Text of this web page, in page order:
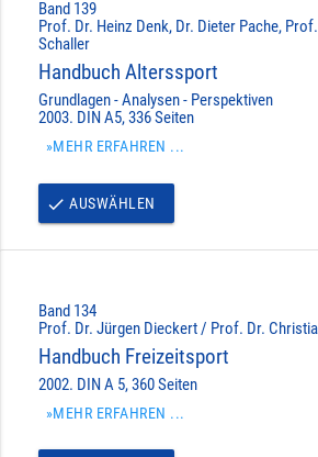
Band 139
Prof. Dr. Heinz Denk, Dr. Dieter Pache,
Schaller
Handbuch Alterssport
Grundlagen - Analysen - Perspektiven
2003. DIN A5, 336 Seiten
»MEHR ERFAHREN ...
done AUSWÄHLEN
Band 134
Prof. Dr. Jürgen Dieckert / Prof. Dr.
Handbuch Freizeitsport
2002. DIN A 5, 360 Seiten
»MEHR ERFAHREN ...